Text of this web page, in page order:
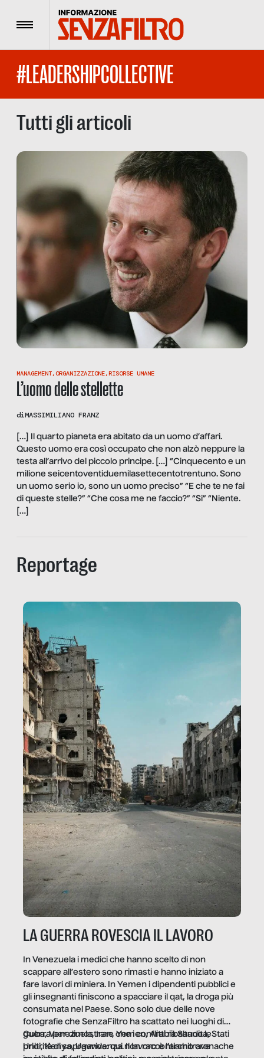
Menu
#LEADERSHIPCOLLECTIVE
Tutti gli articoli
MANAGEMENT,ORGANIZZAZIONE,RISORSE UMANE
L’uomo delle stellette
diMASSIMILIANO FRANZ
[…] Il quarto pianeta era abitato da un uomo d’affari.
Questo uomo era così occupato che non alzò neppure la
testa all’arrivo del piccolo principe. […] “Cinquecento e un
milione seicentoventiduemilasettecentotrentuno. Sono
un uomo serio io, sono un uomo preciso” “E che te ne fai
di queste stelle?” “Che cosa me ne faccio?” “Si” “Niente.
[…]
Reportage
LA GUERRA ROVESCIA IL LAVORO
In Venezuela i medici che hanno scelto di non
scappare all’estero sono rimasti e hanno iniziato a
fare lavori di miniera. In Yemen i dipendenti pubblici e
gli insegnanti finiscono a spacciare il qat, la droga più
consumata nel Paese. Sono solo due delle nove
fotografie che SenzaFiltro ha scattato nei luoghi di
guerra per dimostrare che i conflitti ribaltano le
priorità di sopravvivenza. Il lavoro è l’architrave
Cuba, Venezuela, Iran, Yemen, Arabia Saudita, Stati
Uniti, Kenya, Uganda: qui non raccontiamo cronache